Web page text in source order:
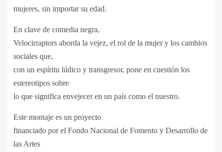
mujeres, sin importar su edad.
En clave de comedia negra,
Velocirraptors aborda la vejez, el rol de la mujer y los cambios
sociales que,
con un espíritu lúdico y transgresor, pone en cuestión los
estereotipos sobre
lo que significa envejecer en un país como el nuestro.
Este montaje es un proyecto
financiado por el Fondo Nacional de Fomento y Desarrollo de
las Artes